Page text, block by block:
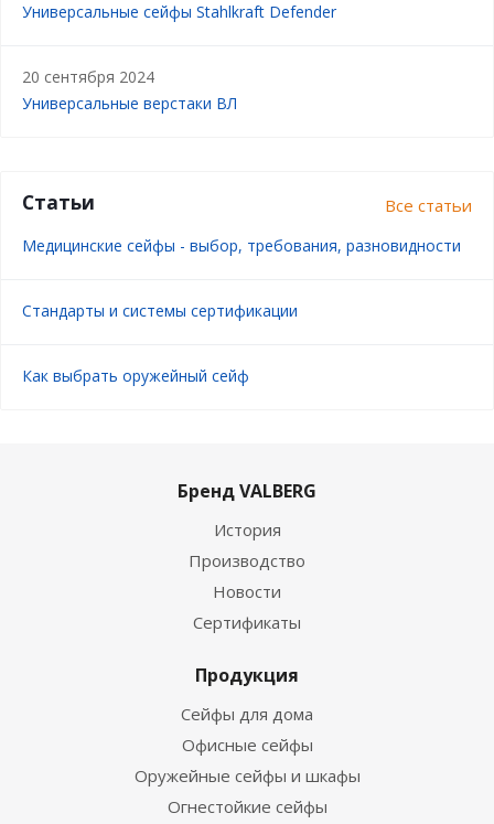
Универсальные сейфы Stahlkraft Defender
20 сентября 2024
Универсальные верстаки ВЛ
Статьи Все статьи
Медицинские сейфы - выбор, требования, разновидности
Стандарты и системы сертификации
Как выбрать оружейный сейф
Бренд VALBERG
История
Производство
Новости
Сертификаты
Продукция
Сейфы для дома
Офисные сейфы
Оружейные сейфы и шкафы
Огнестойкие сейфы